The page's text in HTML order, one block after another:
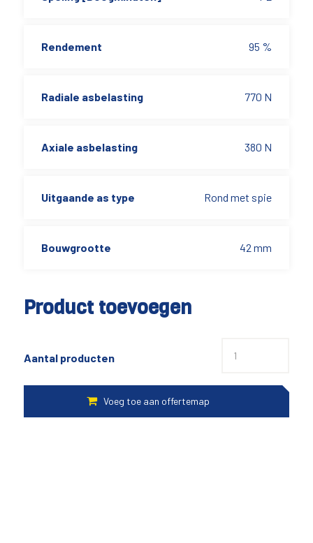
Product toevoegen
Aantal producten
Rendement 95 %
Radiale asbelasting 770 N
Axiale asbelasting 380 N
Uitgaande as type Rond met spie
Bouwgrootte 42 mm